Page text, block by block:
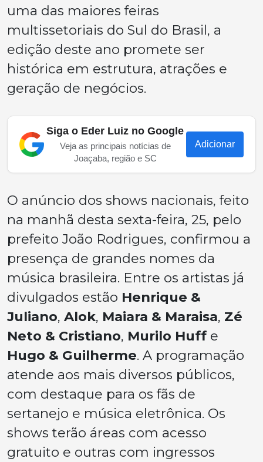
uma das maiores feiras
multissetoriais do Sul do Brasil, a
edição deste ano promete ser
histórica em estrutura, atrações e
geração de negócios.
Siga o Eder Luiz no Google
Veja as principais notícias de
Joaçaba, região e SC
Adicionar
O anúncio dos shows nacionais, feito
na manhã desta sexta-feira, 25, pelo
prefeito João Rodrigues, confirmou a
presença de grandes nomes da
música brasileira. Entre os artistas já
divulgados estão Henrique &
Juliano, Alok, Maiara & Maraisa, Zé
Neto & Cristiano, Murilo Huff e
Hugo & Guilherme. A programação
atende aos mais diversos públicos,
com destaque para os fãs de
sertanejo e música eletrônica. Os
shows terão áreas com acesso
gratuito e outras com ingressos